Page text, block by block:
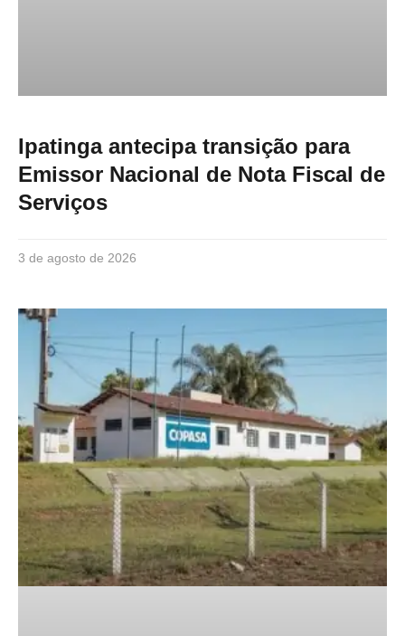
Ipatinga antecipa transição para
Emissor Nacional de Nota Fiscal de
Serviços
3 de agosto de 2026